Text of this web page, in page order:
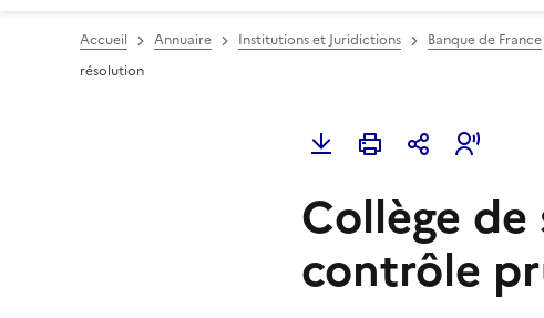
Accueil Annuaire Institutions et Juridictions Banque de France
résolution
Collège
contrôle